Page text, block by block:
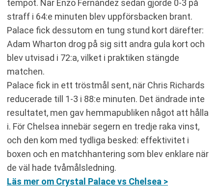
tempot. När Enzo Fernández sedan gjorde 0-3 på
straff i 64:e minuten blev uppförsbacken brant.
Palace fick dessutom en tung stund kort därefter:
Adam Wharton drog på sig sitt andra gula kort och
blev utvisad i 72:a, vilket i praktiken stängde
matchen.
Palace fick in ett tröstmål sent, när Chris Richards
reducerade till 1-3 i 88:e minuten. Det ändrade inte
resultatet, men gav hemmapubliken något att hålla
i. För Chelsea innebär segern en tredje raka vinst,
och den kom med tydliga besked: effektivitet i
boxen och en matchhantering som blev enklare när
de väl hade tvåmålsledning.
Läs mer om Crystal Palace vs Chelsea >